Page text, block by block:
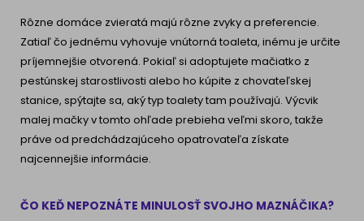
Rôzne domáce zvieratá majú rôzne zvyky a preferencie.
Zatiaľ čo jednému vyhovuje vnútorná toaleta, inému je určite
príjemnejšie otvorená. Pokiaľ si adoptujete mačiatko z
pestúnskej starostlivosti alebo ho kúpite z chovateľskej
stanice, spýtajte sa, aký typ toalety tam používajú. Výcvik
malej mačky v tomto ohľade prebieha veľmi skoro, takže
práve od predchádzajúceho opatrovateľa získate
najcennejšie informácie.
ČO KEĎ NEPOZNÁTE MINULOSŤ SVOJHO MAZNÁČIKA?